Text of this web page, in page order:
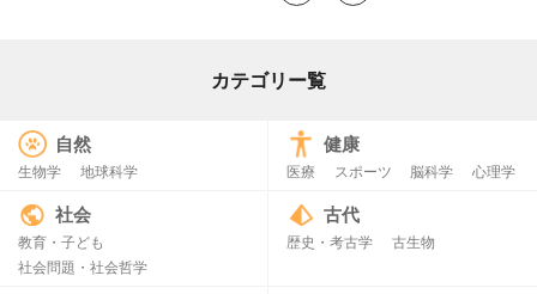
カテゴリー覧
自然
生物学 地球科学
健康
医療 スポーツ 脳科学 心理学
社会
教育・子ども
社会問題・社会哲学
古代
歴史・考古学 古生物